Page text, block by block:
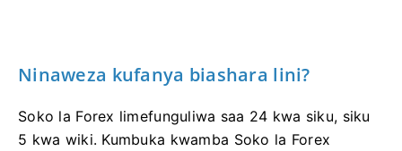
Ninaweza kufanya biashara lini?
Soko la Forex limefunguliwa saa 24 kwa siku, siku
5 kwa wiki. Kumbuka kwamba Soko la Forex